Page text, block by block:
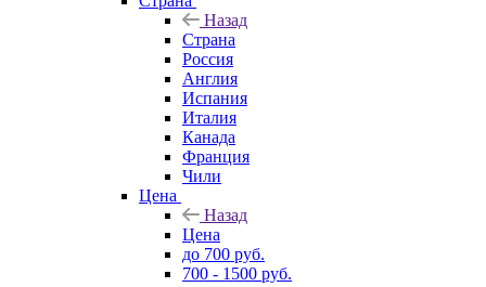
Назад
Страна
Россия
Англия
Испания
Италия
Канада
Франция
Чили
Цена
Назад
Цена
до 700 руб.
700 - 1500 руб.